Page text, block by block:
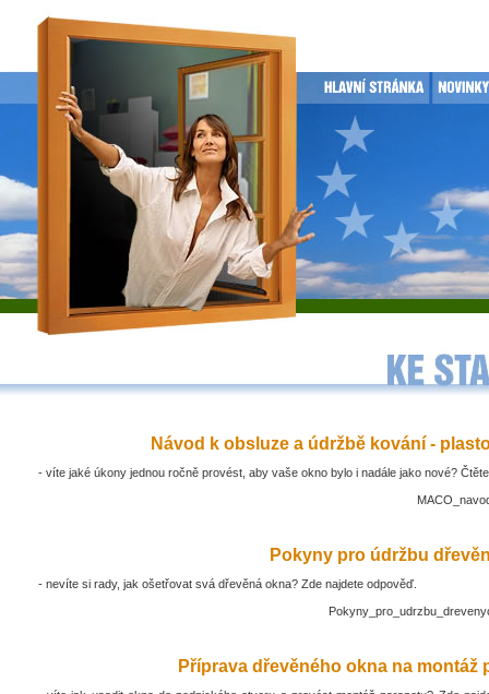
Návod k obsluze a údržbě kování -
- víte jaké úkony jednou ročně provést, aby vaše okno bylo i nadále jako nové?
Pokyny pro údržbu
- nevíte si rady, jak ošetřovat svá dřevěná okna? Zde najdete odpověď.
Příprava dřevěného okna na montáž